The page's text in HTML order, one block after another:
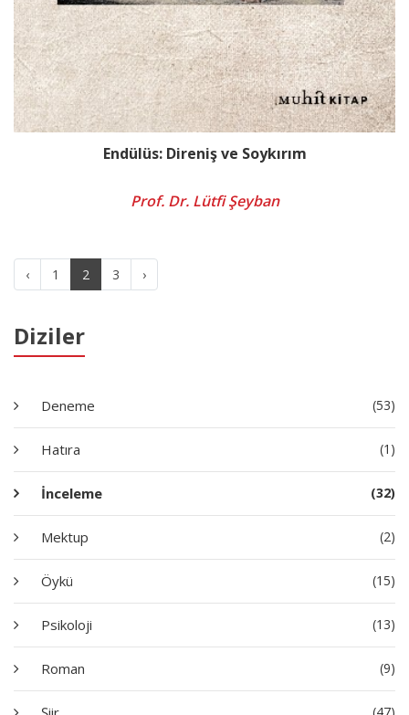
Diziler
Deneme (53)
Hatıra (1)
İnceleme (32)
Mektup (2)
Öykü (15)
Psikoloji (13)
Roman (9)
(47)
Endülüs: Direniş ve Soykırım
Prof. Dr. Lütfi Şeyban
‹ 1 2 3 ›